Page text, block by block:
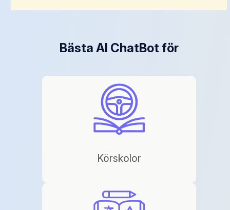
Bästa AI ChatBot för
Körskolor